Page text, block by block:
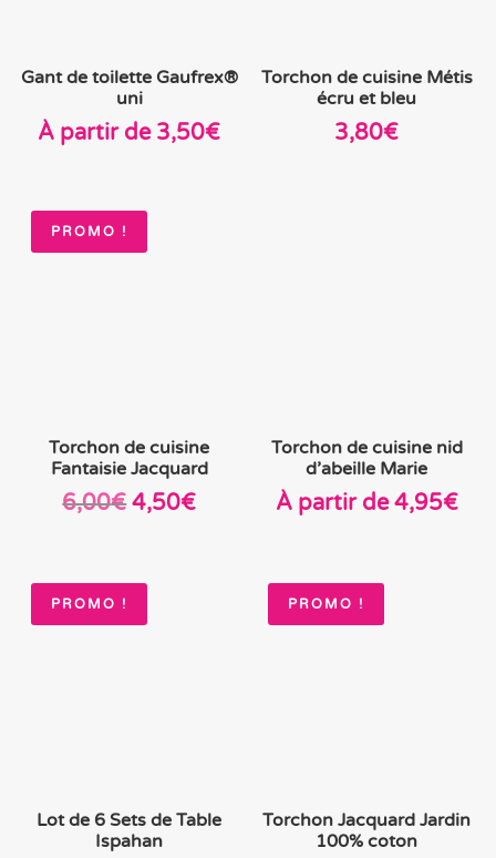
Gant de toilette Gaufrex®
uni
À partir de 3,50€
Torchon de cuisine Métis
écru et bleu
3,80€
PROMO !
Torchon de cuisine
Fantaisie Jacquard
6,00€Le
était :
6,00€.
4,50€Le
Torchon de cuisine nid
d’abeille Marie
À partir de4,95€
PROMO !
Lot de 6 Sets de Table
Ispahan
PROMO !
Torchon Jacquard Jardin
100% coton